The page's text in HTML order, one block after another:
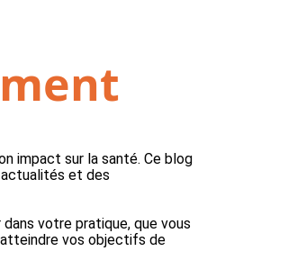
impact sur la santé. Ce blog
actualités et des
votre pratique, que vous
vos objectifs de